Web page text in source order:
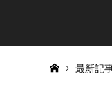
最新記